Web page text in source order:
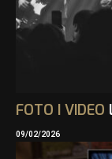
FOTO I VIDEO
09/02/2026